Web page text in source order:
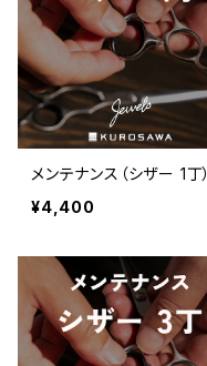
メンテナンス（シザー 1丁）
¥4,400